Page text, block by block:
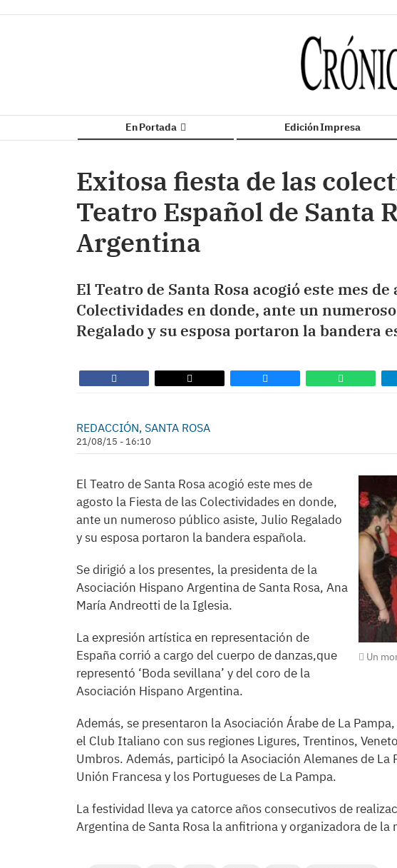
En Portada Edición Impresa
Exitosa fiesta de las
Teatro Español de Santa
Argentina
El Teatro de Santa Rosa acogió este mes
Colectividades en donde, ante un
Regalado y su esposa portaron la bandera
REDACCIÓN, SANTA ROSA
21/08/15 - 16:10
Un
El Teatro de Santa Rosa acogió este mes de
agosto la Fiesta de las Colectividades en donde,
ante un numeroso público asiste, Julio Regalado
y su esposa portaron la bandera española.
Se dirigió a los presentes, la presidenta de la
Asociación Hispano Argentina de Santa Rosa, Ana
María Andreotti de la Iglesia.
La expresión artística en representación de
España corrió a cargo del cuerpo de danzas,que
representó ‘Boda sevillana’ y del coro de la
Asociación Hispano Argentina.
Además, se presentaron la Asociación Árabe de La
el Club Italiano con sus regiones Ligures, Trentinos,
Umbros. Además, participó la Asociación Alemanes de
Unión Francesa y los Portugueses de La Pampa.
La festividad lleva ya catorce años consecutivos de
Argentina de Santa Rosa la anfitriona y organizadora de la